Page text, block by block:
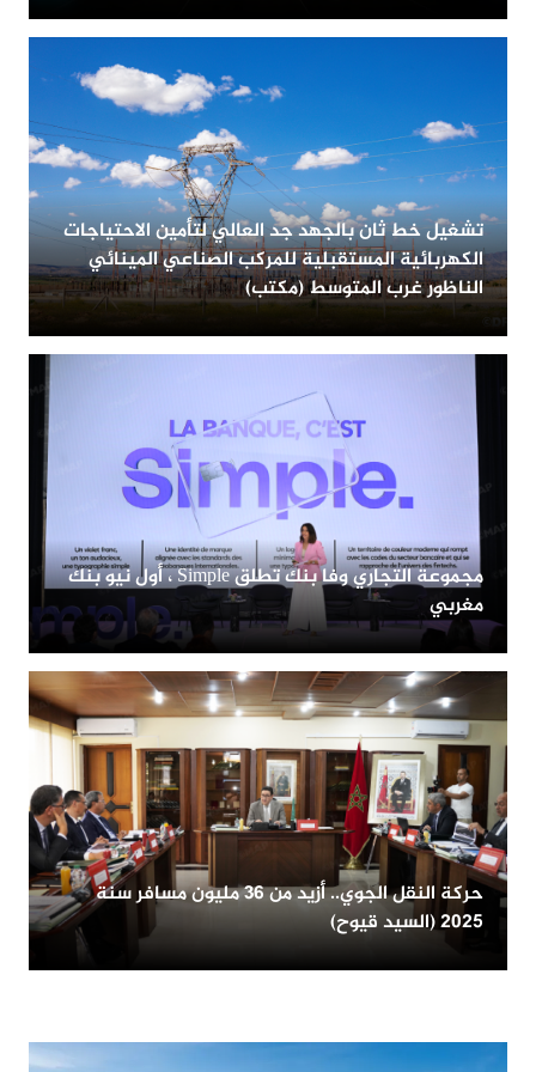
تشغيل خط ثان بالجهد جد العالي لتأمين الاحتياجات
الكهربائية المستقبلية للمركب الصناعي المينائي
الناظور غرب المتوسط (مكتب)
مجموعة التجاري وفا بنك تطلق Simple ، أول نيو بنك
مغربي
حركة النقل الجوي.. أزيد من 36 مليون مسافر سنة
2025 (السيد قيوح)